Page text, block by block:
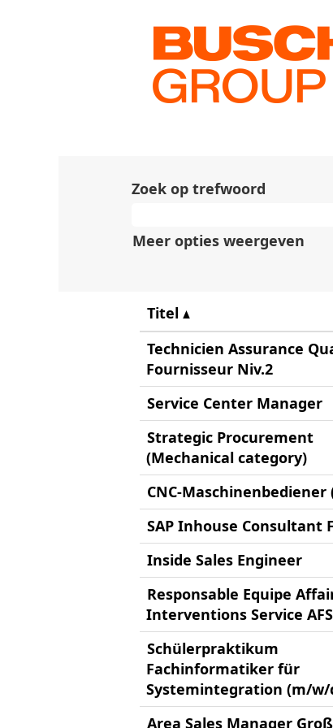
op Busch
Zoekresultaten voor
Er zijn momenteel geen
Zoek op trefwoord
Meer opties weergeven
Titel
Technicien Assurance
Fournisseur Niv.2
Service Center Manager
Strategic Procurement
(Mechanical category)
CNC-
SAP Inhouse Consultant
Inside Sales Engineer
Responsable Equipe
Interventions Service AFS
Schülerpraktikum
Fachinformatiker für
Systemintegration (m/w/
Area Sales Manager